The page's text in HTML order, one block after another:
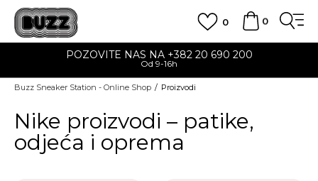
0
0
POZOVITE NAS NA +382 20 690 200
Od 9-16h
Buzz Sneaker Station - Online Shop Proizvodi
Nike proizvodi – patike,
odjeća i oprema